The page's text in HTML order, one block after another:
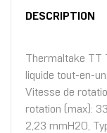
DESCRIPTION
Thermaltake TT
liquide tout-en-
Vitesse de
rotation (max):
2,23 mmH2O,